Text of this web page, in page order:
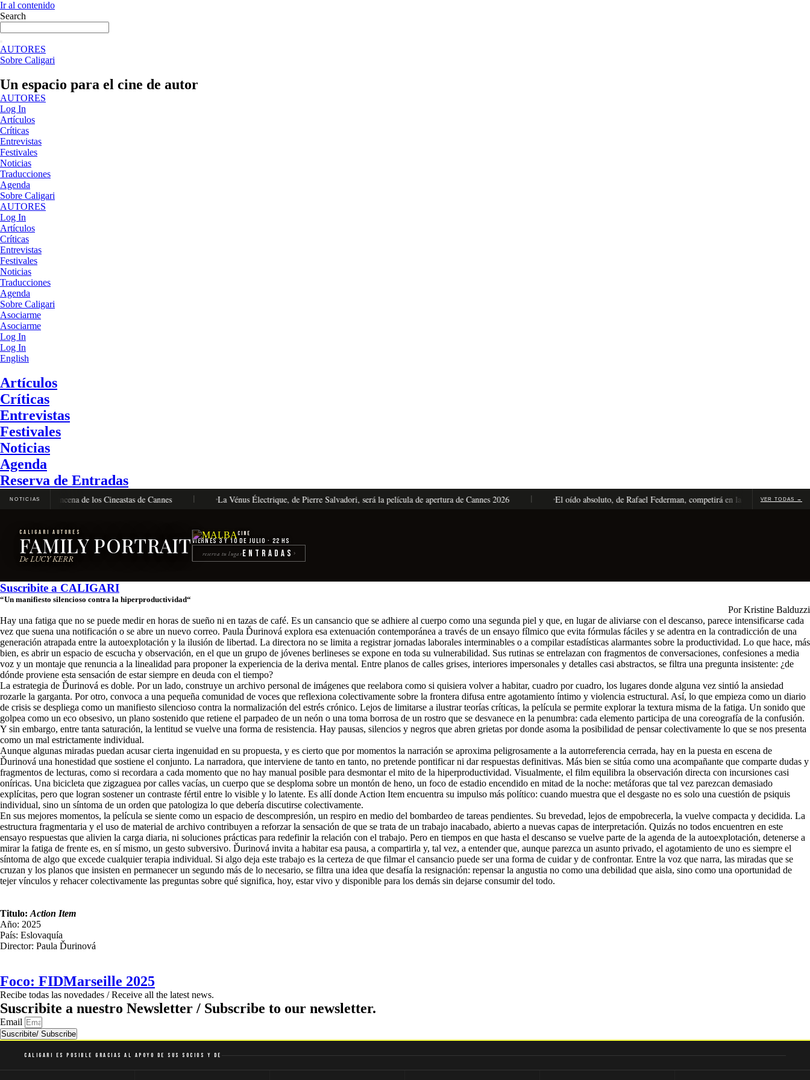
Ir al contenido
Search
AUTORES
Sobre Caligari
Un espacio para el cine de autor
AUTORES
Log In
Artículos
Críticas
Entrevistas
Festivales
Noticias
Traducciones
Agenda
Sobre Caligari
AUTORES
Log In
Artículos
Críticas
Entrevistas
Festivales
Noticias
Traducciones
Agenda
Sobre Caligari
Asociarme
Asociarme
Log In
Log In
English
Artículos
Críticas
Entrevistas
Festivales
Noticias
Agenda
Reserva de Entradas
NOTICIAS
en la Quincena de los Cineastas de Cannes La Vénus Électrique, de Pierre Salvadori, será la película de apertura de Cannes 2026 El oído absoluto, de Rafael Federman, competirá en la competenciaVER TODAS →
CALIGARI AUTORES
FAMILY PORTRAIT
De LUCY KERR
Cine
Viernes 3 y 10 de julio · 22 hs
reserva tu lugarEntradas ›
Suscribite a CALIGARI
“Un manifiesto silencioso contra la hiperproductividad“
Por Kristine Balduzzi
Hay una fatiga que no se puede medir en horas de sueño ni en tazas de café. Es un cansancio que se adhiere al cuerpo como una segunda piel y que, en lugar de aliviarse con el descanso, parece intensificarse cada
vez que suena una notificación o se abre un nuevo correo. Paula Ďurinová explora esa extenuación contemporánea a través de un ensayo fílmico que evita fórmulas fáciles y se adentra en la contradicción de una
generación atrapada entre la autoexplotación y la ilusión de libertad. La directora no se limita a registrar jornadas laborales interminables o a compilar estadísticas alarmantes sobre la productividad. Lo que hace, más
bien, es abrir un espacio de escucha y observación, en el que un grupo de jóvenes berlineses se expone en toda su vulnerabilidad. Sus rutinas se entrelazan con fragmentos de conversaciones, confesiones a media
voz y un montaje que renuncia a la linealidad para proponer la experiencia de la deriva mental. Entre planos de calles grises, interiores impersonales y detalles casi abstractos, se filtra una pregunta insistente: ¿de
dónde proviene esta sensación de estar siempre en deuda con el tiempo?
La estrategia de Ďurinová es doble. Por un lado, construye un archivo personal de imágenes que reelabora como si quisiera volver a habitar, cuadro por cuadro, los lugares donde alguna vez sintió la ansiedad
rozarle la garganta. Por otro, convoca a una pequeña comunidad de voces que reflexiona colectivamente sobre la frontera difusa entre agotamiento íntimo y violencia estructural. Así, lo que empieza como un diario
de crisis se despliega como un manifiesto silencioso contra la normalización del estrés crónico. Lejos de limitarse a ilustrar teorías críticas, la película se permite explorar la textura misma de la fatiga. Un sonido que
golpea como un eco obsesivo, un plano sostenido que retiene el parpadeo de un neón o una toma borrosa de un rostro que se desvanece en la penumbra: cada elemento participa de una coreografía de la confusión.
Y sin embargo, entre tanta saturación, la lentitud se vuelve una forma de resistencia. Hay pausas, silencios y negros que abren grietas por donde asoma la posibilidad de pensar colectivamente lo que se nos presenta
como un mal estrictamente individual.
Aunque algunas miradas puedan acusar cierta ingenuidad en su propuesta, y es cierto que por momentos la narración se aproxima peligrosamente a la autorreferencia cerrada, hay en la puesta en escena de
Ďurinová una honestidad que sostiene el conjunto. La narradora, que interviene de tanto en tanto, no pretende pontificar ni dar respuestas definitivas. Más bien se sitúa como una acompañante que comparte dudas y
fragmentos de lecturas, como si recordara a cada momento que no hay manual posible para desmontar el mito de la hiperproductividad. Visualmente, el film equilibra la observación directa con incursiones casi
oníricas. Una bicicleta que zigzaguea por calles vacías, un cuerpo que se desploma sobre un montón de heno, un foco de estadio encendido en mitad de la noche: metáforas que tal vez parezcan demasiado
explícitas, pero que logran sostener un contraste fértil entre lo visible y lo latente. Es allí donde Action Item encuentra su impulso más político: cuando muestra que el desgaste no es solo una cuestión de psiquis
individual, sino un síntoma de un orden que patologiza lo que debería discutirse colectivamente.
En sus mejores momentos, la película se siente como un espacio de descompresión, un respiro en medio del bombardeo de tareas pendientes. Su brevedad, lejos de empobrecerla, la vuelve compacta y decidida. La
estructura fragmentaria y el uso de material de archivo contribuyen a reforzar la sensación de que se trata de un trabajo inacabado, abierto a nuevas capas de interpretación. Quizás no todos encuentren en este
ensayo respuestas que alivien la carga diaria, ni soluciones prácticas para redefinir la relación con el trabajo. Pero en tiempos en que hasta el descanso se vuelve parte de la agenda de la autoexplotación, detenerse a
mirar la fatiga de frente es, en sí mismo, un gesto subversivo. Ďurinová invita a habitar esa pausa, a compartirla y, tal vez, a entender que, aunque parezca un asunto privado, el agotamiento de uno es siempre el
síntoma de algo que excede cualquier terapia individual. Si algo deja este trabajo es la certeza de que filmar el cansancio puede ser una forma de cuidar y de confrontar. Entre la voz que narra, las miradas que se
cruzan y los planos que insisten en permanecer un segundo más de lo necesario, se filtra una idea que desafía la resignación: repensar la angustia no como una debilidad que aisla, sino como una oportunidad de
tejer vínculos y rehacer colectivamente las preguntas sobre qué significa, hoy, estar vivo y disponible para los demás sin dejarse consumir del todo.
Titulo: Action Item
Año: 2025
País: Eslovaquía
Director: Paula Ďurinová
Foco: FIDMarseille 2025
Recibe todas las novedades / Receive all the latest news.
Suscribite a nuestro Newsletter / Subscribe to our newsletter.
Email
Suscribite/ Subscribe
Caligari es posible gracias al apoyo de sus socios y de